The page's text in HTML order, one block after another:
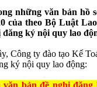
những văn bản hồ
của theo Bộ Luật
đăng ký nội quy lao
Công ty đào tạo Kế
ký nội quy lao động:
văn bản đề nghị